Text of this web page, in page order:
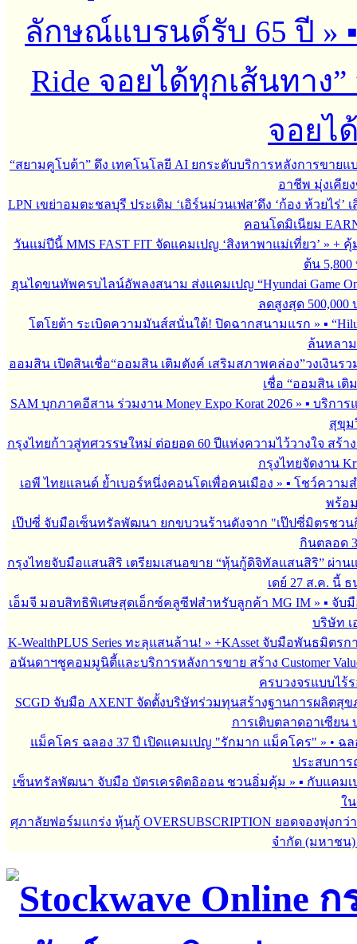
ลักษณ์แบรนด์รับ 65 ปี »
Ride จอยได้ทุกเส้นทาง
จอยไ
“สยามคูโบต้า” ดึง เทคโนโลยี AI ยกระดับบริการหลังการขาย
อาชีพ มุ่งเคีย
LPN เขย่าอมตะชลบุรี ประเดิม ‘เอิร์นม่วนเฟส’ดึง ‘ก้อง ห้วยไร่’
คอนโดมิเนียม
วันแม่ปีนี้ MMS FAST FIT จัดแคมเปญ ‘สิงหาพาแม่เที่ยว’ » + คุ้
ต้น
ฮุนไดขนทัพครบไลน์อัพลงสนาม ส่งแคมเปญ “Hyundai Game
ลดสูงสุด 500,000
โตโยต้า ระเบิดความมันส์สนั่นใต้! ปิดฉากสนามแรก » ▪︎
ล้นหลาม
ออมสิน เปิดสินเชื่อ“ออมสิน เติมตังค์ เสริมสภาพคล่อง”วงเงินรว
เชื่อ “ออมสิน เติ
SAM บุกภาคอีสาน ร่วมงาน Money Expo Korat 2026» ▪︎ บริกา
สุขุม
กรุงไทยก้าวสู่ทศวรรษใหม่ ต่อยอด 60 ปีแห่งความไว้วางใจ สร้
กรุงไทยจัดงาน
เอพี ไทยแลนด์ ย้ำเบอร์หนึ่งคอนโดเพื่อคนเมือง » ▪︎ โชว์ความ
พร้อ
เป๊ปซี่ จับมือเซ็นทรัลพัฒนา ยกขบวนร้านดังจาก "เป๊ปซี่มิตรชว
กินตลอด
กรุงไทยจับมือแสนสิริ เตรียมเสนอขาย “หุ้นกู้ดิจิทัลแสนสิริ” ผ่าน
เดย์ 27 ส.ค. นี้
เอ็มจี มอบสิทธิพิเศษสุดเอ็กซ์คลูซีฟสำหรับลูกค้า MG IM» ▪︎ จับ
บริษัท เ
K-WealthPLUS Series ทะลุแสนล้าน! » +KAsset จับมือพันธมิตรการ
อนันดาฯชูคอมมูนิตี้และบริการหลังการขาย สร้าง Customer
ครบวงจรแบบไร้
SCGD จับมือ AXENT จัดตั้งบริษัทร่วมทุนสร้างฐานการผลิต
การเติบตลาดอาเซียน
แม็คโคร ฉลอง 37 ปี เปิดแคมเปญ "รักมาก แม็คโคร" » • ฉ
ประสบกา
เซ็นทรัลพัฒนา จับมือ บัตรเครดิตอิออน ชวนอิ่มคุ้ม » ▪︎ กับแคม
ใ
ศุภาลัยฟอร์มแกร่ง หุ้นกู้ OVERSUBSCRIPTION ยอดจองพุ่งกว่
จำกัด (มหาชน)